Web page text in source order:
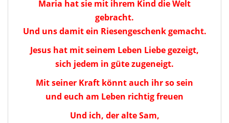
Maria hat sie mit ihrem Kind die Welt
gebracht.
Und uns damit ein Riesengeschenk gemacht.
Jesus hat mit seinem Leben Liebe gezeigt,
sich jedem in güte zugeneigt.
Mit seiner Kraft könnt auch ihr so sein
und euch am Leben richtig freuen
Und ich, der alte Sam,